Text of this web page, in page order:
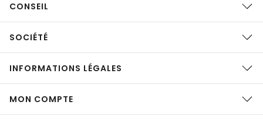
CONSEIL
SOCIÉTÉ
INFORMATIONS LÉGALES
MON COMPTE